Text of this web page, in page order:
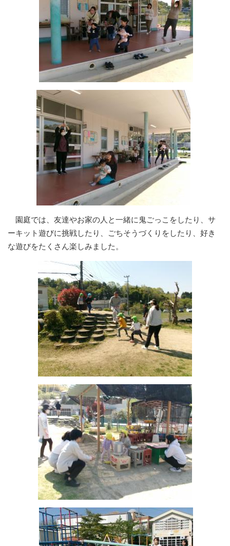
園庭では、友達やお家の人と一緒に鬼ごっこをしたり、サ
ーキット遊びに挑戦したり、ごちそうづくりをしたり、好き
な遊びをたくさん楽しみました。